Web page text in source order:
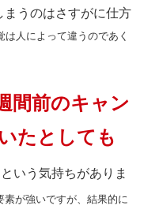
うのはさすがに仕方
は人によって違うのであく
間前のキャン
たとしても
という気持ちがありま
素が強いですが、結果的に